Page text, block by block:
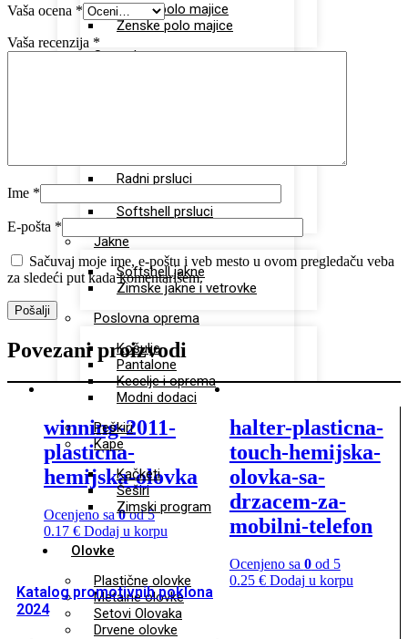
Unisex polo majice
Ženske polo majice
Sportska oprema
Radni prsluci
Softshell prsluci
Jakne
Softshell jakne
Zimske jakne i vetrovke
Poslovna oprema
Košulje
Pantalone
Kecelje i oprema
Modni dodaci
Peškiri
Kape
Kačketi
Šeširi
Zimski program
Olovke
Plastične olovke
Metalne olovke
Setovi Olovaka
Drvene olovke
Vaša ocena *
Vaša recenzija *
Ime *
E-pošta *
Sačuvaj moje ime, e-poštu i veb mesto u ovom pregledaču veba
za sledeći put kada komentarišem.
Povezani proizvodi
winning-2011-
plasticna-
hemijska-olovka
Ocenjeno sa0od 5
0.17 € Dodaj u korpu
halter-plasticna-
touch-hemijska-
olovka-sa-
drzacem-za-
mobilni-telefon
Ocenjeno sa 0od 5
0.25 € Dodaj u korpu
Katalog promotivnih poklona
2024